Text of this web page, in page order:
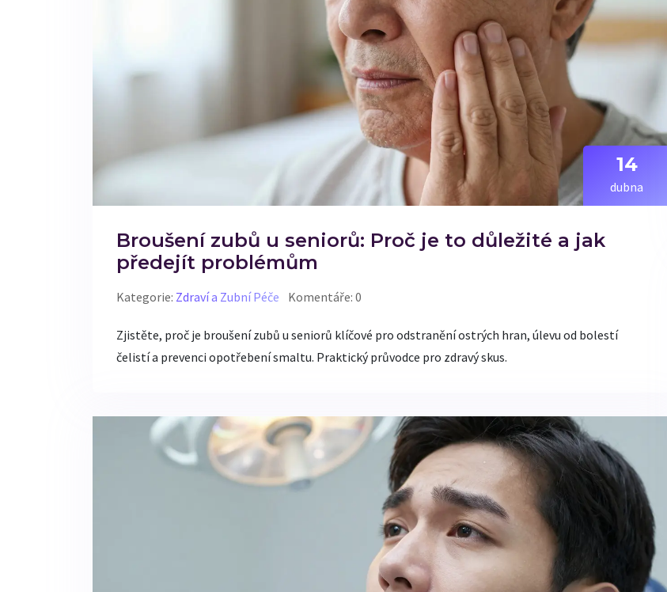
14
dubna
Broušení zubů u seniorů: Proč je to důležité a jak
předejít problémům
Kategorie: Zdraví a Zubní Péče Komentáře: 0
Zjistěte, proč je broušení zubů u seniorů klíčové pro odstranění ostrých hran, úlevu od bolestí
čelistí a prevenci opotřebení smaltu. Praktický průvodce pro zdravý skus.